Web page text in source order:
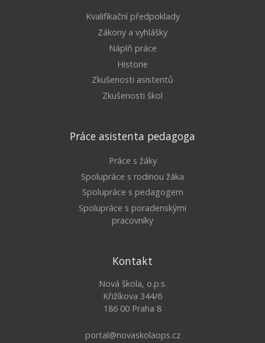
Kvalifikační předpoklady
Zákony a vyhlášky
Náplň práce
Historie
Zkušenosti asistentů
Zkušenosti škol
Práce asistenta pedagoga
Práce s žáky
Spolupráce s rodinou žáka
Spolupráce s pedagogem
Spolupráce s poradenskými
pracovníky
Kontakt
Nová škola, o.p.s.
Křižíkova 344/6
186 00 Praha 8
portal@novaskolaops.cz